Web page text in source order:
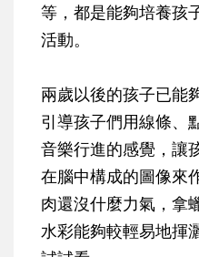
等，都是能夠培養孩
活動。
兩歲以後的孩子已能
引導孩子們用線條、
音樂行進的感覺，讓
在腦中構成的圖像來
肉還沒什麼力氣，拿
水彩能夠較輕易地揮